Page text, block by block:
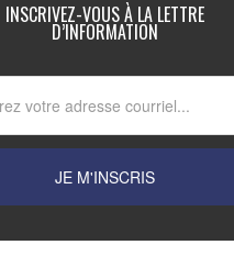
INSCRIVEZ-VOUS À LA LETTRE
D’INFORMATION